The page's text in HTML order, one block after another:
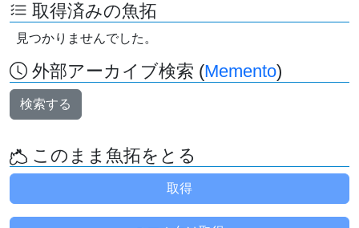
取得済みの魚拓
見つかりませんでした。
外部アーカイブ検索 (Memento)
検索する
このまま魚拓をとる